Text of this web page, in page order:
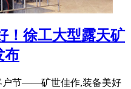
！徐工大型露天矿
布
户节——矿世佳作,装备美好